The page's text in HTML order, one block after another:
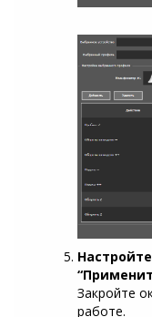
Закройте
работе.